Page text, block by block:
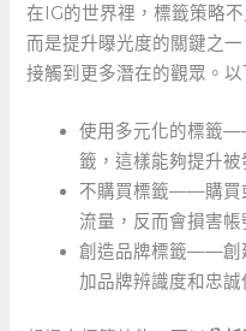
在IG的世界裡，標籤策略
而是提升曝光度的關鍵之
接觸到更多潛在的觀眾。
使用多元化的標籤
籤，這樣能夠提升被
不購買標籤——購買
流量，反而會損害帳
創造品牌標籤——創
加品牌辨識度和忠誠